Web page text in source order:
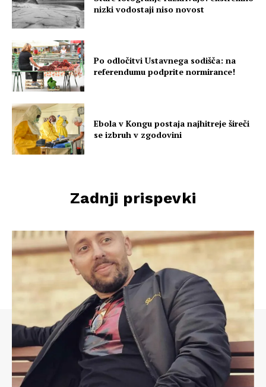
nizki vodostaji niso novost
Po odločitvi Ustavnega sodišča: na
referendumu podprite normirance!
Ebola v Kongu postaja najhitreje šireči
se izbruh v zgodovini
Zadnji prispevki